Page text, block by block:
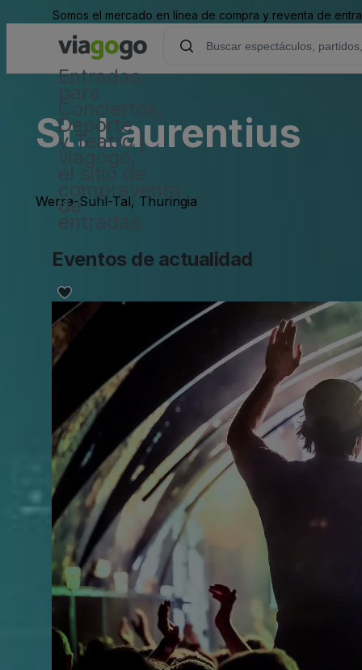
Somos el mercado en línea de compra y reventa de
Entradas
Deporte
y Teatro |
de
St. Laurentius
Werra-Suhl-Tal, Thuringia
Eventos de actualidad